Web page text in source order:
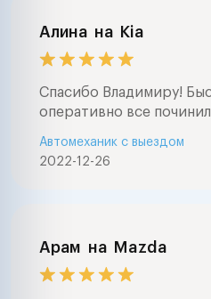
Алина на Kia
Спасибо Владимиру!
оперативно все
2022-12-26
Автомеханик с выездом
Арам на Mazda